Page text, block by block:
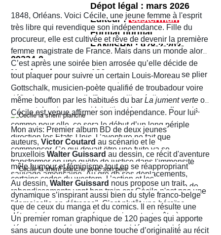
Dépot légal : mars 2026
Editeur :
Format normal
EAN/ISBN : 978-2-203-
29334-2
Nombre de pages :120
1848, Orléans. Voici Cécile, une jeune femme à l'esprit
très libre qui revendique son indépendance. Fille du
procureur, elle est cultivée et rêve de devenir la première
femme magistrate de France. Mais dans un monde alors
très machiste, elle est confrontée à une institution
judiciaire exclusivement masculine. Refusant de se plier
aux conventions sociales de l'époque, elle ne cesse de
défier les normes et d’affirmer sa liberté d’action en
prenant des risques qui lui attirent beaucoup d’ennuis.
C’est après une soirée bien arrosée qu’elle décide de
tout plaquer pour suivre un certain Louis-Moreau
Gottschalk, musicien-poète qualifié de troubadour voire
même bouffon par les habitués du bar La jument verte où
Cécile est venue affirmer son indépendance. Pour lui
comme pour elle, ce sera le début d’un long périple
direction les États-Unis. L’aventure ne fait que
commencer. Ce qui devait être une fuite va se
transformer en une quête de justice dans l'immensité
sauvage américaine. Au gré de ses déplacements,
Cécile finira contre toute attente par troquer la robe de
juriste contre l'étoile de shérif…
Mon avis: Premier album BD de deux jeunes
auteurs, Victor Coutard au scénario et le
bruxellois Walter Guissard au dessin, ce récit d'aventure
mêle humour et féminisme tout en se réappropriant
certains codes du western. L’action et les
rebondissements vont bon train car Cécile n'est pas une
"demoiselle en détresse". C'est plutôt une héroïne
déterminée, un peu ingénue mais surtout prête à en
découdre pour faire respecter ses idéaux. La virée
Au dessin, Walter Guissard nous propose un trait
dynamique s’inspirant aussi bien du style franco-belge
que de ceux du manga et du comics. Il en résulte une
narration visuelle hyper dynamique privilégiant le
mouvement et l'énergie, c'est le moins que l'on puisse
Un premier roman graphique de 120 pages qui apporte
sans aucun doute une bonne touche d’originalité au récit